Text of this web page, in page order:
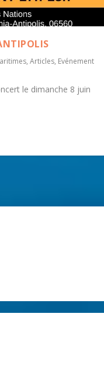
,Articles, Evénement
le dimanche 8 juin